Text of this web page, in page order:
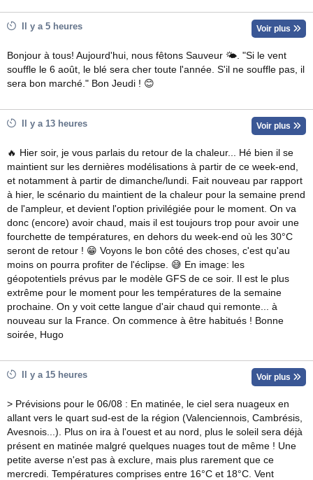
Il y a 5 heures Voir plus
Bonjour à tous! Aujourd'hui, nous fêtons Sauveur 🌤. "Si le vent
souffle le 6 août, le blé sera cher toute l'année. S'il ne souffle pas, il
sera bon marché." Bon Jeudi ! 😊
Il y a 13 heures Voir plus
🔥 Hier soir, je vous parlais du retour de la chaleur... Hé bien il se
maintient sur les dernières modélisations à partir de ce week-end,
et notamment à partir de dimanche/lundi. Fait nouveau par rapport
à hier, le scénario du maintient de la chaleur pour la semaine prend
de l'ampleur, et devient l'option privilégiée pour le moment. On va
donc (encore) avoir chaud, mais il est toujours trop pour avoir une
fourchette de températures, en dehors du week-end où les 30°C
seront de retour ! 😁 Voyons le bon côté des choses, c'est qu'au
moins on pourra profiter de l'éclipse. 😅 En image: les
géopotentiels prévus par le modèle GFS de ce soir. Il est le plus
extrême pour le moment pour les températures de la semaine
prochaine. On y voit cette langue d'air chaud qui remonte... à
nouveau sur la France. On commence à être habitués ! Bonne
soirée, Hugo
Il y a 15 heures Voir plus
> Prévisions pour le 06/08 : En matinée, le ciel sera nuageux en
allant vers le quart sud-est de la région (Valenciennois, Cambrésis,
Avesnois...). Plus on ira à l'ouest et au nord, plus le soleil sera déjà
présent en matinée malgré quelques nuages tout de même ! Une
petite averse n'est pas à exclure, mais plus rarement que ce
mercredi. Températures comprises entre 16°C et 18°C. Vent